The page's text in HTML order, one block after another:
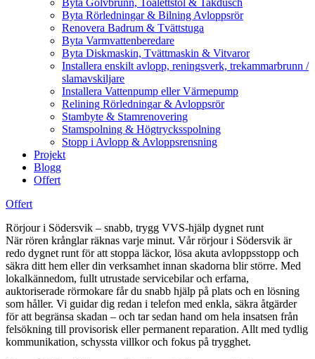
Byta Golvbrunn, Toalettstol & Takdusch
Byta Rörledningar & Bilning Avloppsrör
Renovera Badrum & Tvättstuga
Byta Varmvattenberedare
Byta Diskmaskin, Tvättmaskin & Vitvaror
Installera enskilt avlopp, reningsverk, trekammarbrunn /
slamavskiljare
Installera Vattenpump eller Värmepump
Relining Rörledningar & Avloppsrör
Stambyte & Stamrenovering
Stamspolning & Högtrycksspolning
Stopp i Avlopp & Avloppsrensning
Projekt
Blogg
Offert
Offert
Rörjour i Södersvik – snabb, trygg VVS-hjälp dygnet runt
När rören krånglar räknas varje minut. Vår rörjour i Södersvik är
redo dygnet runt för att stoppa läckor, lösa akuta avloppsstopp och
säkra ditt hem eller din verksamhet innan skadorna blir större. Med
lokalkännedom, fullt utrustade servicebilar och erfarna,
auktoriserade rörmokare får du snabb hjälp på plats och en lösning
som håller. Vi guidar dig redan i telefon med enkla, säkra åtgärder
för att begränsa skadan – och tar sedan hand om hela insatsen från
felsökning till provisorisk eller permanent reparation. Allt med tydlig
kommunikation, schyssta villkor och fokus på trygghet.